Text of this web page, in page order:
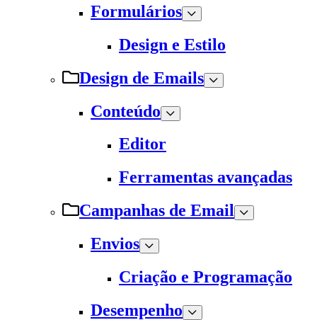
Formulários
Design e Estilo
Design de Emails
Conteúdo
Editor
Ferramentas avançadas
Campanhas de Email
Envios
Criação e Programação
Desempenho